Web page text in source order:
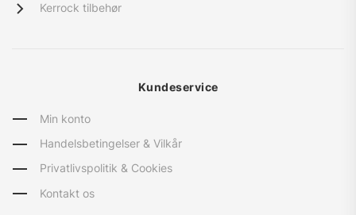
Kerrock tilbehør
Kundeservice
Min konto
Handelsbetingelser & Vilkår
Privatlivspolitik & Cookies
Kontakt os